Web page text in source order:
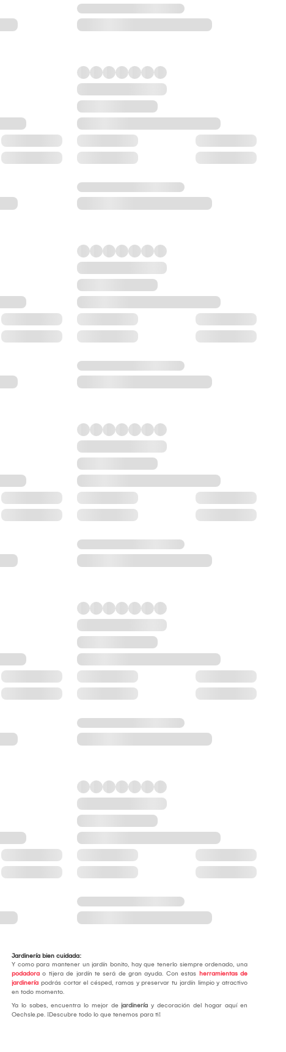
Jardinería bien cuidada:
Y como para mantener un jardín bonito, hay que tenerlo siempre ordenado, una
podadora o tijera de jardín te será de gran ayuda. Con estas herramientas de
jardinería podrás cortar el césped, ramas y preservar tu jardín limpio y atractivo
en todo momento.
Ya lo sabes, encuentra lo mejor dejardinería y decoración del hogar aquí en
Oechsle.pe. ¡Descubre todo lo que tenemos para ti!